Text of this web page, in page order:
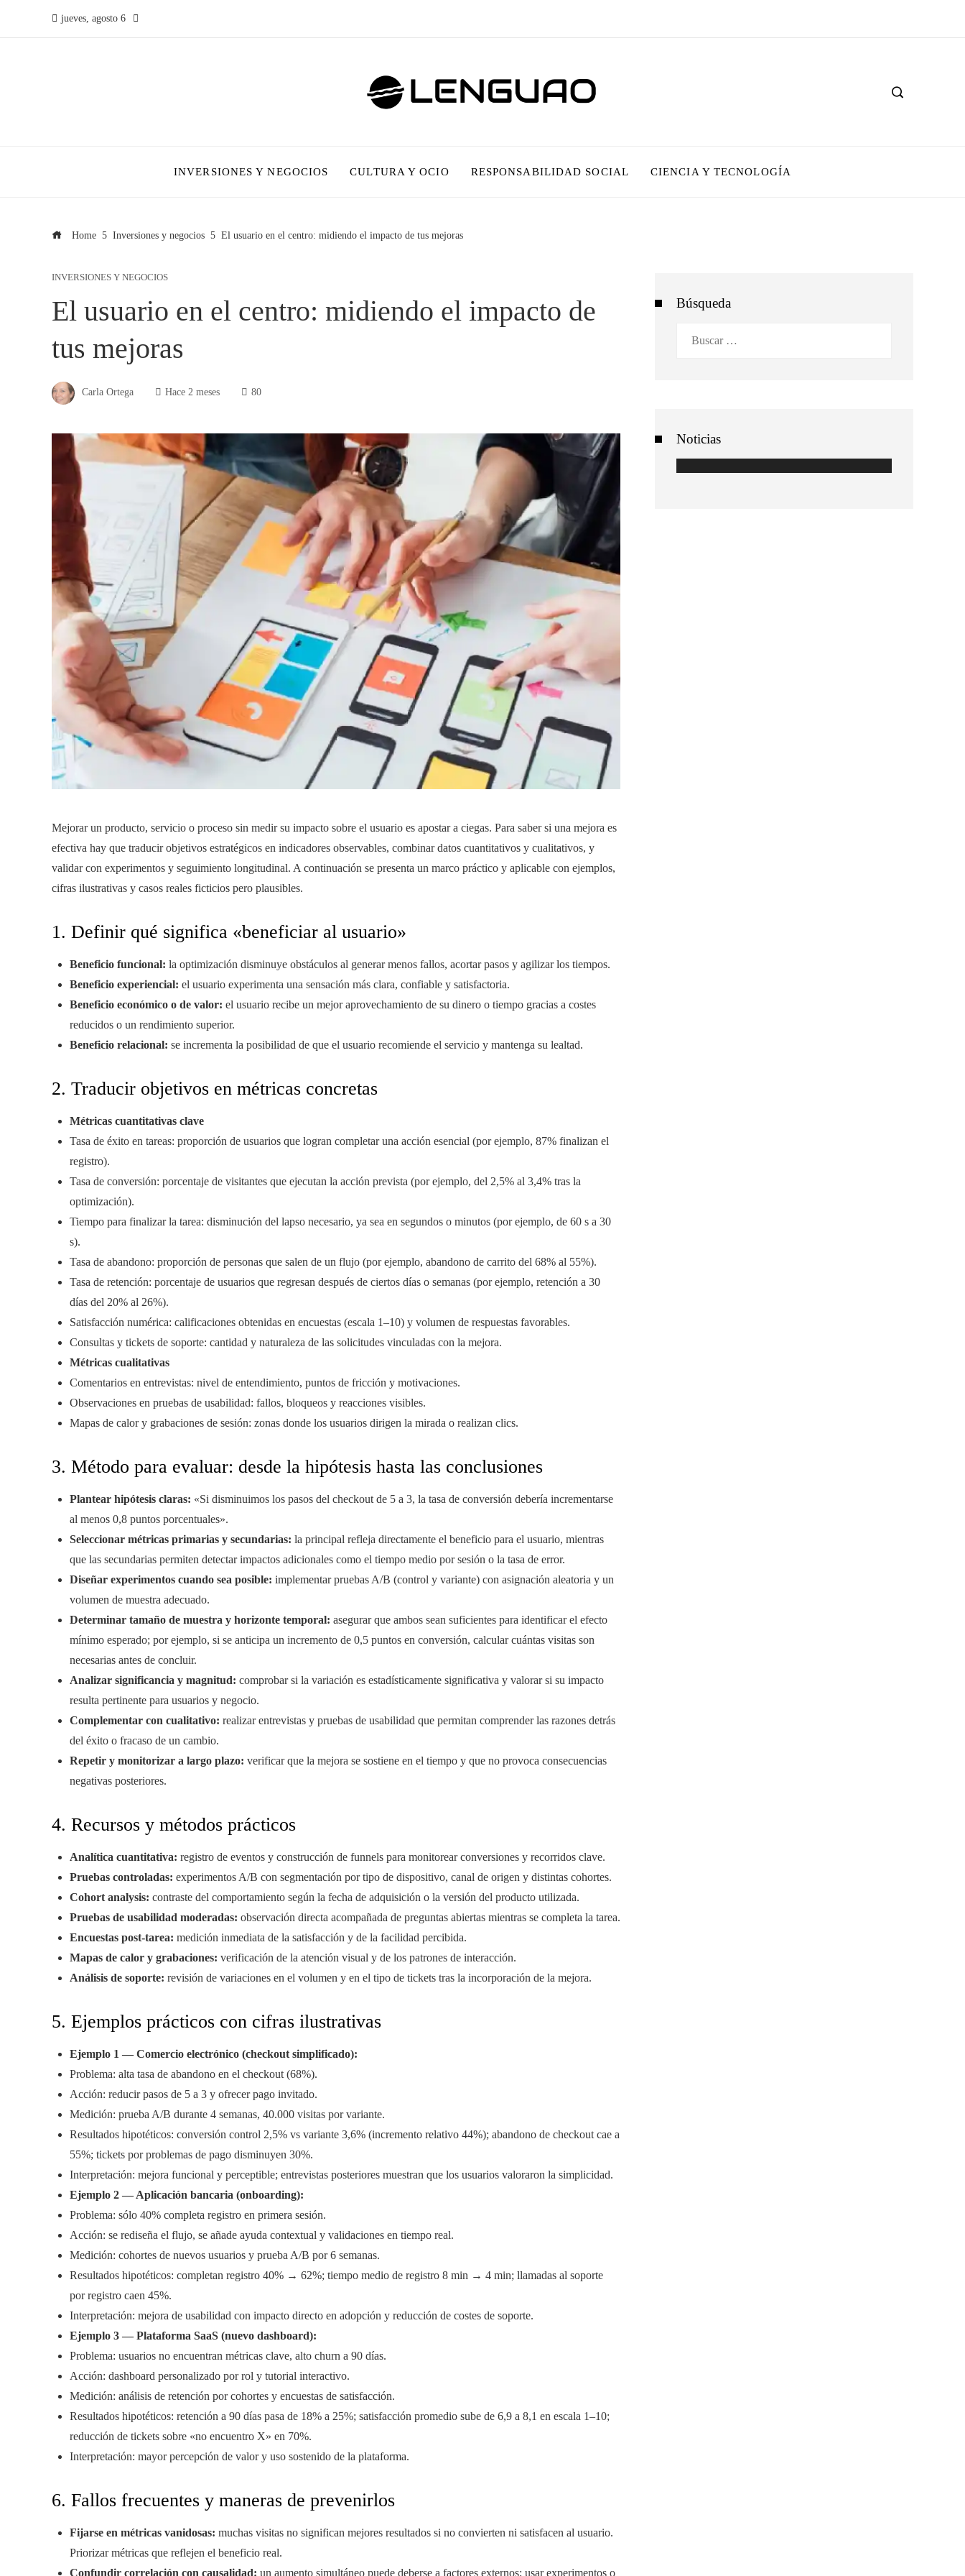
jueves, agosto 6
INVERSIONES Y NEGOCIOS CULTURA Y OCIO RESPONSABILIDAD SOCIAL CIENCIA Y TECNOLOGÍA
Home Inversiones y negocios El usuario en el centro: midiendo el impacto de tus mejoras
INVERSIONES Y NEGOCIOS
El usuario en el centro: midiendo el impacto de
tus mejoras
Carla Ortega Hace 2 meses 80
Mejorar un producto, servicio o proceso sin medir su impacto sobre el usuario es apostar a ciegas. Para saber si una mejora es
efectiva hay que traducir objetivos estratégicos en indicadores observables, combinar datos cuantitativos y cualitativos, y
validar con experimentos y seguimiento longitudinal. A continuación se presenta un marco práctico y aplicable con ejemplos,
cifras ilustrativas y casos reales ficticios pero plausibles.
1. Definir qué significa «beneficiar al usuario»
Beneficio funcional: la optimización disminuye obstáculos al generar menos fallos, acortar pasos y agilizar los tiempos.
Beneficio experiencial: el usuario experimenta una sensación más clara, confiable y satisfactoria.
Beneficio económico o de valor: el usuario recibe un mejor aprovechamiento de su dinero o tiempo gracias a costes
reducidos o un rendimiento superior.
Beneficio relacional: se incrementa la posibilidad de que el usuario recomiende el servicio y mantenga su lealtad.
2. Traducir objetivos en métricas concretas
Métricas cuantitativas clave
Tasa de éxito en tareas: proporción de usuarios que logran completar una acción esencial (por ejemplo, 87% finalizan el
registro).
Tasa de conversión: porcentaje de visitantes que ejecutan la acción prevista (por ejemplo, del 2,5% al 3,4% tras la
optimización).
Tiempo para finalizar la tarea: disminución del lapso necesario, ya sea en segundos o minutos (por ejemplo, de 60 s a 30
s).
Tasa de abandono: proporción de personas que salen de un flujo (por ejemplo, abandono de carrito del 68% al 55%).
Tasa de retención: porcentaje de usuarios que regresan después de ciertos días o semanas (por ejemplo, retención a 30
días del 20% al 26%).
Satisfacción numérica: calificaciones obtenidas en encuestas (escala 1–10) y volumen de respuestas favorables.
Consultas y tickets de soporte: cantidad y naturaleza de las solicitudes vinculadas con la mejora.
Métricas cualitativas
Comentarios en entrevistas: nivel de entendimiento, puntos de fricción y motivaciones.
Observaciones en pruebas de usabilidad: fallos, bloqueos y reacciones visibles.
Mapas de calor y grabaciones de sesión: zonas donde los usuarios dirigen la mirada o realizan clics.
3. Método para evaluar: desde la hipótesis hasta las conclusiones
Plantear hipótesis claras: «Si disminuimos los pasos del checkout de 5 a 3, la tasa de conversión debería incrementarse
al menos 0,8 puntos porcentuales».
Seleccionar métricas primarias y secundarias: la principal refleja directamente el beneficio para el usuario, mientras
que las secundarias permiten detectar impactos adicionales como el tiempo medio por sesión o la tasa de error.
Diseñar experimentos cuando sea posible: implementar pruebas A/B (control y variante) con asignación aleatoria y un
volumen de muestra adecuado.
Determinar tamaño de muestra y horizonte temporal: asegurar que ambos sean suficientes para identificar el efecto
mínimo esperado; por ejemplo, si se anticipa un incremento de 0,5 puntos en conversión, calcular cuántas visitas son
necesarias antes de concluir.
Analizar significancia y magnitud: comprobar si la variación es estadísticamente significativa y valorar si su impacto
resulta pertinente para usuarios y negocio.
Complementar con cualitativo: realizar entrevistas y pruebas de usabilidad que permitan comprender las razones detrás
del éxito o fracaso de un cambio.
Repetir y monitorizar a largo plazo: verificar que la mejora se sostiene en el tiempo y que no provoca consecuencias
negativas posteriores.
4. Recursos y métodos prácticos
Analítica cuantitativa: registro de eventos y construcción de funnels para monitorear conversiones y recorridos clave.
Pruebas controladas: experimentos A/B con segmentación por tipo de dispositivo, canal de origen y distintas cohortes.
Cohort analysis: contraste del comportamiento según la fecha de adquisición o la versión del producto utilizada.
Pruebas de usabilidad moderadas: observación directa acompañada de preguntas abiertas mientras se completa la tarea.
Encuestas post-tarea: medición inmediata de la satisfacción y de la facilidad percibida.
Mapas de calor y grabaciones: verificación de la atención visual y de los patrones de interacción.
Análisis de soporte: revisión de variaciones en el volumen y en el tipo de tickets tras la incorporación de la mejora.
5. Ejemplos prácticos con cifras ilustrativas
Ejemplo 1 — Comercio electrónico (checkout simplificado):
Problema: alta tasa de abandono en el checkout (68%).
Acción: reducir pasos de 5 a 3 y ofrecer pago invitado.
Medición: prueba A/B durante 4 semanas, 40.000 visitas por variante.
Resultados hipotéticos: conversión control 2,5% vs variante 3,6% (incremento relativo 44%); abandono de checkout cae a
55%; tickets por problemas de pago disminuyen 30%.
Interpretación: mejora funcional y perceptible; entrevistas posteriores muestran que los usuarios valoraron la simplicidad.
Ejemplo 2 — Aplicación bancaria (onboarding):
Problema: sólo 40% completa registro en primera sesión.
Acción: se rediseña el flujo, se añade ayuda contextual y validaciones en tiempo real.
Medición: cohortes de nuevos usuarios y prueba A/B por 6 semanas.
Resultados hipotéticos: completan registro 40% → 62%; tiempo medio de registro 8 min → 4 min; llamadas al soporte
por registro caen 45%.
Interpretación: mejora de usabilidad con impacto directo en adopción y reducción de costes de soporte.
Ejemplo 3 — Plataforma SaaS (nuevo dashboard):
Problema: usuarios no encuentran métricas clave, alto churn a 90 días.
Acción: dashboard personalizado por rol y tutorial interactivo.
Medición: análisis de retención por cohortes y encuestas de satisfacción.
Resultados hipotéticos: retención a 90 días pasa de 18% a 25%; satisfacción promedio sube de 6,9 a 8,1 en escala 1–10;
reducción de tickets sobre «no encuentro X» en 70%.
Interpretación: mayor percepción de valor y uso sostenido de la plataforma.
6. Fallos frecuentes y maneras de prevenirlos
Fijarse en métricas vanidosas: muchas visitas no significan mejores resultados si no convierten ni satisfacen al usuario.
Priorizar métricas que reflejen el beneficio real.
Confundir correlación con causalidad: un aumento simultáneo puede deberse a factores externos; usar experimentos o
Búsqueda
Noticias